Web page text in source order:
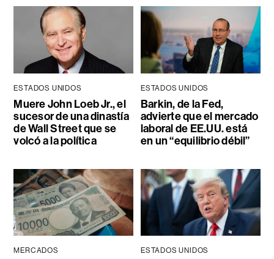
ESTADOS UNIDOS
Muere John Loeb Jr., el
sucesor de una dinastía
de Wall Street que se
volcó a la política
ESTADOS UNIDOS
Barkin, de la Fed,
advierte que el mercado
laboral de EE.UU. está
en un “equilibrio débil”
MERCADOS ESTADOS UNIDOS